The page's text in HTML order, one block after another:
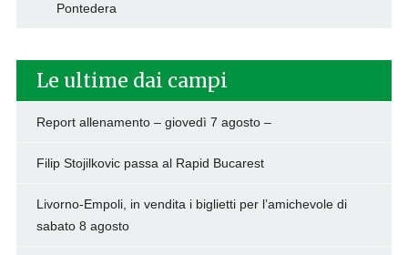
Pontedera
Le ultime dai campi
Report allenamento – giovedì 7 agosto –
Filip Stojilkovic passa al Rapid Bucarest
Livorno-Empoli, in vendita i biglietti per l’amichevole di
sabato 8 agosto